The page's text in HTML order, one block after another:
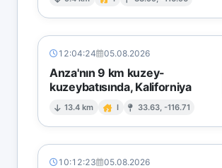
12:04:24 05.08.2026
Anza'nın 9 km kuzey-
kuzeybatısında, Kaliforniya
13.4 km I 33.63, -116.71
10:12:23 05.08.2026